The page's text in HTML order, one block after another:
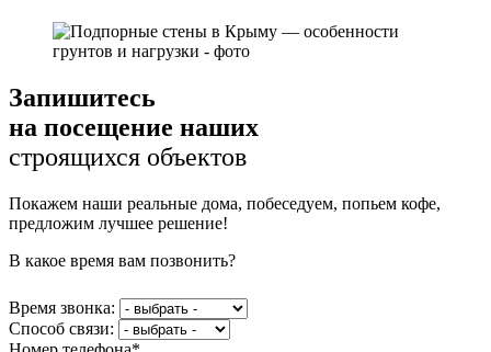
Запишитесь
на посещение наших
строящихся объектов
Покажем наши реальные дома, побеседуем, попьем кофе,
предложим лучшее решение!
В какое время вам позвонить?
Время звонка:
Способ связи: